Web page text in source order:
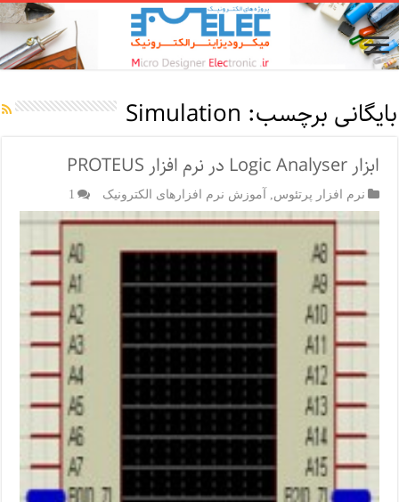
بایگانی برچسب: Simulation
ابزار Logic Analyser در نرم افزار PROTEUS
نرم افزار پرتئوس آموزش نرم افزارهای الکترونیک 1